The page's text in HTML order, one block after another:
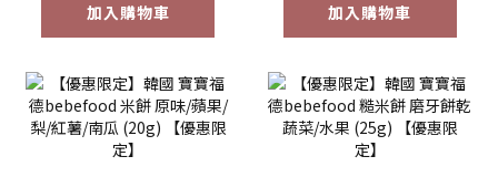
加入購物車 加入購物車